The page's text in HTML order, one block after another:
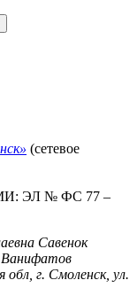
(сетевое
СМИ: ЭЛ № ФС 77 –
Савенок
Ванифатов
обл, г. Смоленск, ул.